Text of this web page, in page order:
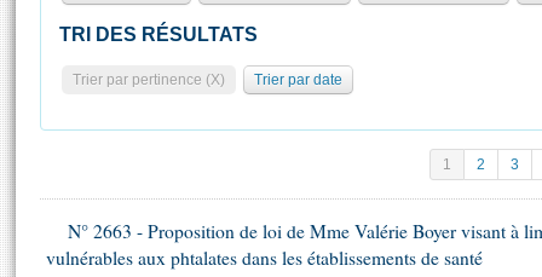
Pétitions
Projets de loi
Propositions de loi
Statistiques et chiffres clés
Contacts et plan d'accès
TRI DES RÉSULTATS
Trier par pertinence (X) Trier par date
1 2 3
N° 2663 - Proposition de loi de Mme Valérie Boyer visant à
vulnérables aux phtalates dans les établissements de santé